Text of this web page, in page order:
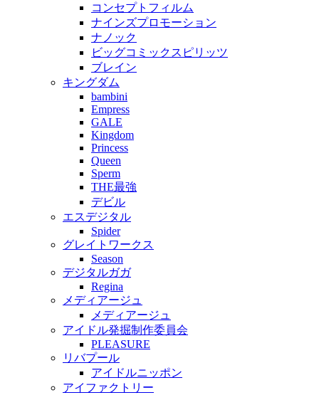
コンセプトフィルム
ナインズプロモーション
ナノック
ビッグコミックスピリッツ
ブレイン
キングダム
bambini
Empress
GALE
Kingdom
Princess
Queen
Sperm
THE最強
デビル
エスデジタル
Spider
グレイトワークス
Season
デジタルガガ
Regina
メディアージュ
メディアージュ
アイドル発掘制作委員会
PLEASURE
リバプール
アイドルニッポン
アイファクトリー